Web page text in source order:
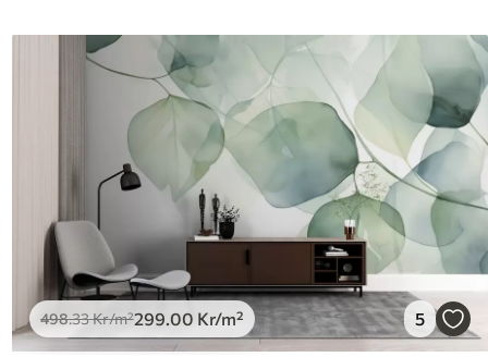
498.33Kr/m²299.00 Kr/m² 5